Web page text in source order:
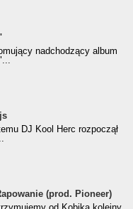
nadchodzący album
Roku
DJ Kool Herc rozpoczął
(prod. Pioneer)
(prod. Pioneer)